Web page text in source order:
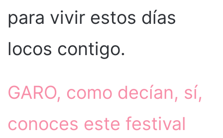
para vivir estos días
locos contigo.
GARO, como decían, sí,
conoces este festival